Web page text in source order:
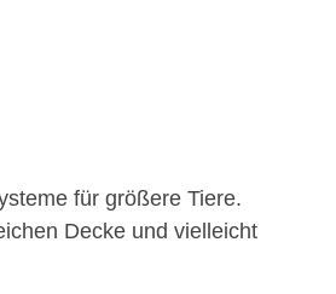
für größere Tiere.
Decke und vielleicht